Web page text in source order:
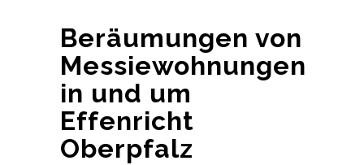
Beräumungen von
Messiewohnungen
in und um
Effenricht
Oberpfalz